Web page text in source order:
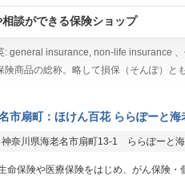
談ができる保険ショップ
: general insurance, non-life insurance
険商品の総称。略して損保（そんぽ）と
市扇町：ほけん百花 ららぽーと海
神奈川県海老名市扇町13-1 ららぽーと
命保険や医療保険をはじめ、がん保険・